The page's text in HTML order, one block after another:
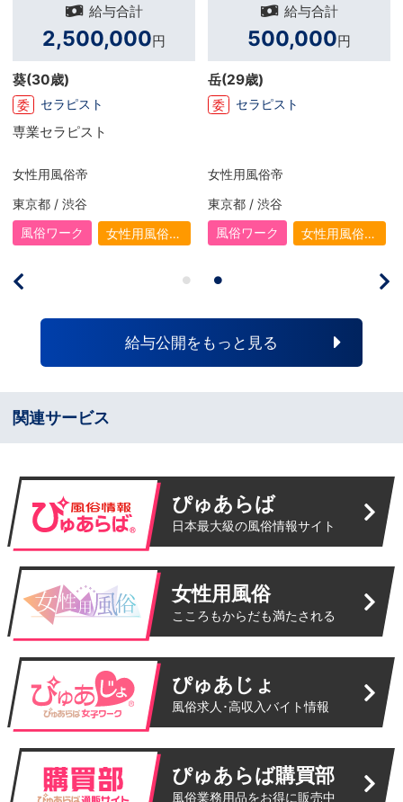
給与合計
1,082,500円
店長S(27歳)
正 店長・幹部候補
店長になってから生活にゆと
分だけお給料がしっかり上が
るので、毎月とてもやりがい
を感じています。 有給休暇も
取得でき、リフレッシュした
い時には旅行へ出かけていま
す。 宿や食事は少し贅沢をす
引っ越しも予定しているので
今はその資金作りのために前
大阪府 / 難波・心斎橋
風俗ワーク
ホテヘル
給与合計
35,000円
S(29歳)
ア セラピスト
santuario OSAKA
大阪府 / 難波・心斎橋
風俗ワーク
女性用風俗
給与公開をもっと見る
関連サービス
ぴゅあらば
日本最大級の風俗情報サイト
女性用風俗
こころもからだも満たされる
ぴゅあじょ
風俗求人･高収入バイト情報
ぴゅあらば購買部
風俗業務用品をお得に販売中